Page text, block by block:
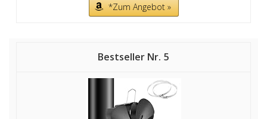
*Zum Angebot »
5